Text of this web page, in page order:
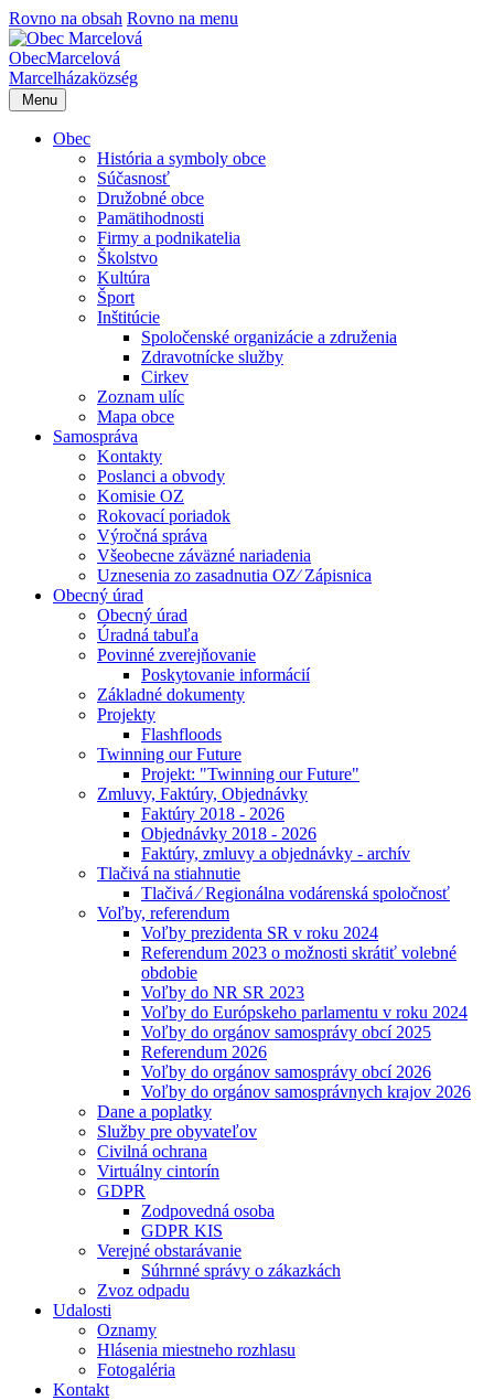
Rovno na obsah Rovno na menu
ObecMarcelová
Marcelházaközség
Menu
Obec
História a symboly obce
Súčasnosť
Družobné obce
Pamätihodnosti
Firmy a podnikatelia
Školstvo
Kultúra
Šport
Inštitúcie
Spoločenské organizácie a združenia
Zdravotnícke služby
Cirkev
Zoznam ulíc
Mapa obce
Samospráva
Kontakty
Poslanci a obvody
Komisie OZ
Rokovací poriadok
Výročná správa
Všeobecne záväzné nariadenia
Uznesenia zo zasadnutia OZ⁄ Zápisnica
Obecný úrad
Obecný úrad
Úradná tabuľa
Povinné zverejňovanie
Poskytovanie informácií
Základné dokumenty
Projekty
Flashfloods
Twinning our Future
Projekt: "Twinning our Future"
Zmluvy, Faktúry, Objednávky
Faktúry 2018 - 2026
Objednávky 2018 - 2026
Faktúry, zmluvy a objednávky - archív
Tlačivá na stiahnutie
Tlačivá ⁄ Regionálna vodárenská spoločnosť
Voľby, referendum
Voľby prezidenta SR v roku 2024
Referendum 2023 o možnosti skrátiť volebné
obdobie
Voľby do NR SR 2023
Voľby do Európskeho parlamentu v roku 2024
Voľby do orgánov samosprávy obcí 2025
Referendum 2026
Voľby do orgánov samosprávy obcí 2026
Voľby do orgánov samosprávnych krajov 2026
Dane a poplatky
Služby pre obyvateľov
Civilná ochrana
Virtuálny cintorín
GDPR
Zodpovedná osoba
GDPR KIS
Verejné obstarávanie
Súhrnné správy o zákazkách
Zvoz odpadu
Udalosti
Oznamy
Hlásenia miestneho rozhlasu
Fotogaléria
Kontakt